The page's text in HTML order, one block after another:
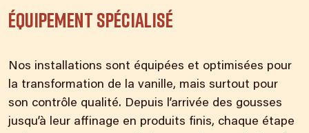
Équipement spécialisé
Nos installations sont équipées et optimisées pour
la transformation de la vanille, mais surtout pour
son contrôle qualité. Depuis l’arrivée des gousses
jusqu’à leur affinage en produits finis, chaque étape